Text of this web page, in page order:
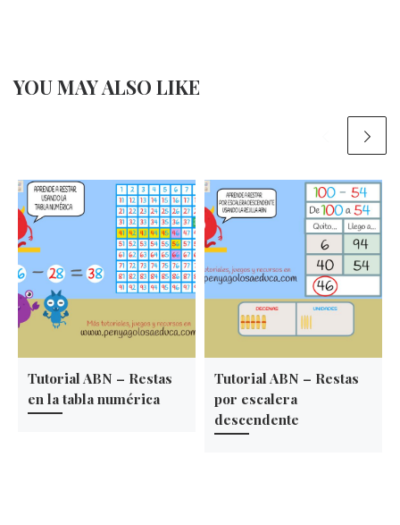
YOU MAY ALSO LIKE
Tutorial ABN – Restas
en la tabla numérica
Tutorial ABN – Restas
por escalera
descendente